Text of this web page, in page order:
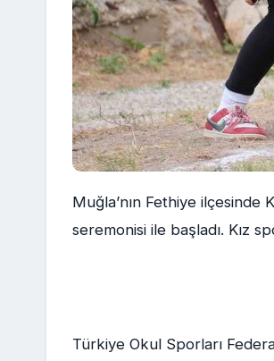
Muğla’nın Fethiye ilçesinde
seremonisi ile başladı. Kız
Türkiye Okul Sporları